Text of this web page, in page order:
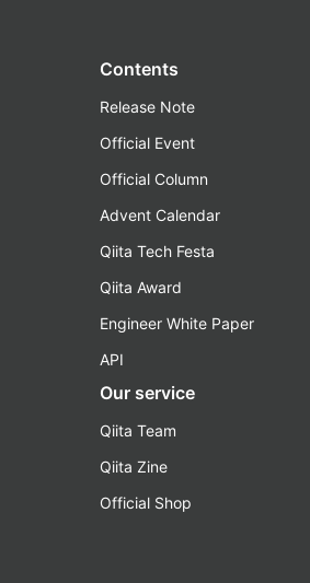
Contents
Release Note
Official Event
Official Column
Advent Calendar
Qiita Tech Festa
Qiita Award
Engineer White Paper
API
Our service
Qiita Team
Qiita Zine
Official Shop